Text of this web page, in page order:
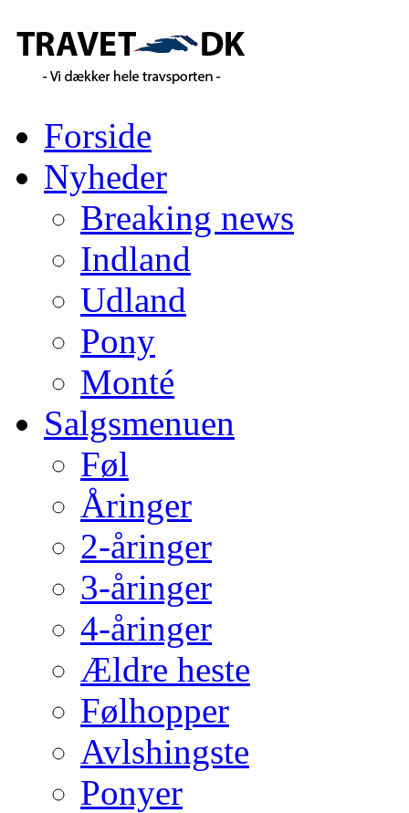
Forside
Nyheder
Breaking news
Indland
Udland
Pony
Monté
Salgsmenuen
Føl
Åringer
2-åringer
3-åringer
4-åringer
Ældre heste
Følhopper
Avlshingste
Ponyer